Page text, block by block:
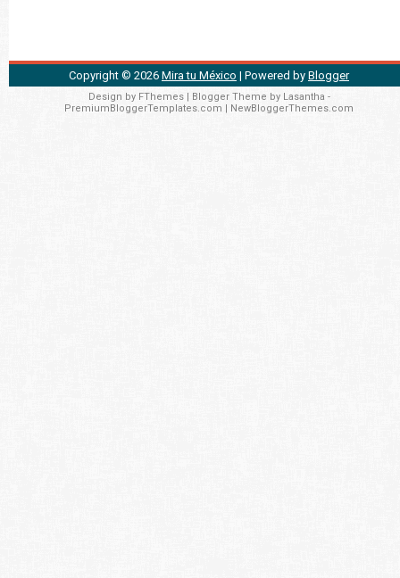
Copyright © 2026 Mira tu México | Powered by Blogger
Design by FThemes| Blogger Theme by Lasantha -
PremiumBloggerTemplates.com
NewBloggerThemes.com